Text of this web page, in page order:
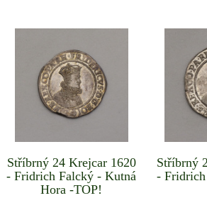
Stříbrný 24 Krejcar 1620
- Fridrich Falcký - Kutná
Hora -TOP!
Stříbrný
-